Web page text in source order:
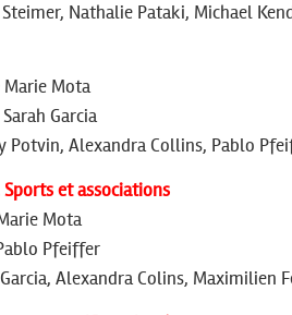
Nathalie Pataki, Michael
Marie Mota
Garcia
Potvin, Alexandra Collins, Pablo
Sportset associations
Mota
Pfeiffer
Alexandra Colins, Maximilien